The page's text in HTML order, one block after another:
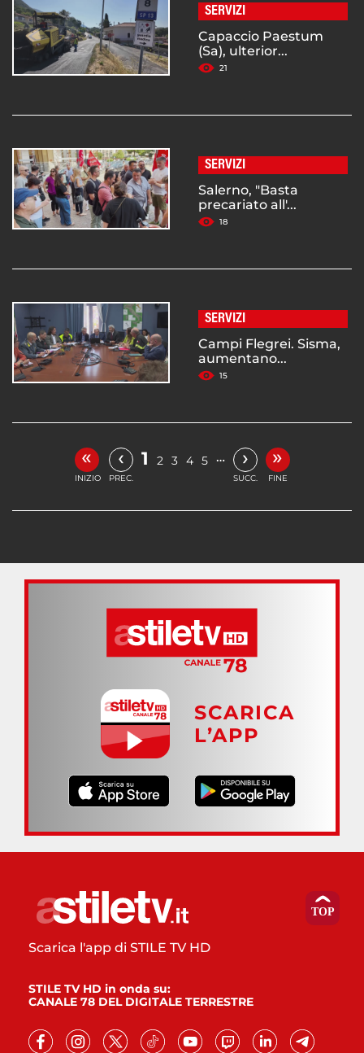
SERVIZI
Capaccio Paestum
(Sa), ulterior...
21
SERVIZI
Salerno, "Basta
precariato all'...
18
SERVIZI
Campi Flegrei. Sisma,
aumentano...
15
«
INIZIO
‹
PREC.
1 2 3 4 5 … ›
SUCC.
»
FINE
SCARICA
L’APP
Scarica l'app di STILE TV HD
STILE TV HD in onda su:
CANALE 78 DEL DIGITALE TERRESTRE